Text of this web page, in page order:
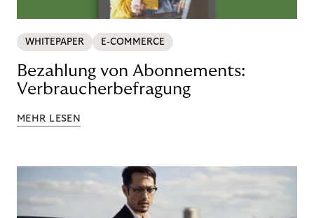
WHITEPAPER E-COMMERCE
Bezahlung von Abonnements:
Verbraucherbefragung
MEHR LESEN